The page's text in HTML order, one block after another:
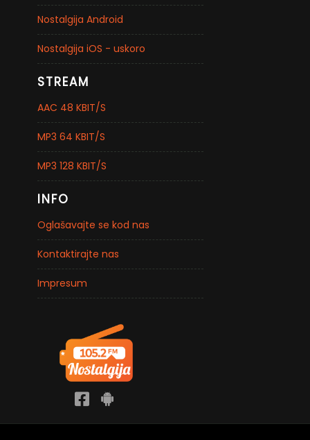
Nostalgija Android
Nostalgija iOS - uskoro
STREAM
AAC 48 KBIT/S
MP3 64 KBIT/S
MP3 128 KBIT/S
INFO
Oglašavajte se kod nas
Kontaktirajte nas
Impresum